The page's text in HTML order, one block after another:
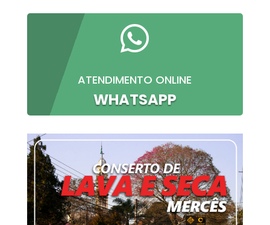

ATENDIMENTO ONLINE
WHATSAPP